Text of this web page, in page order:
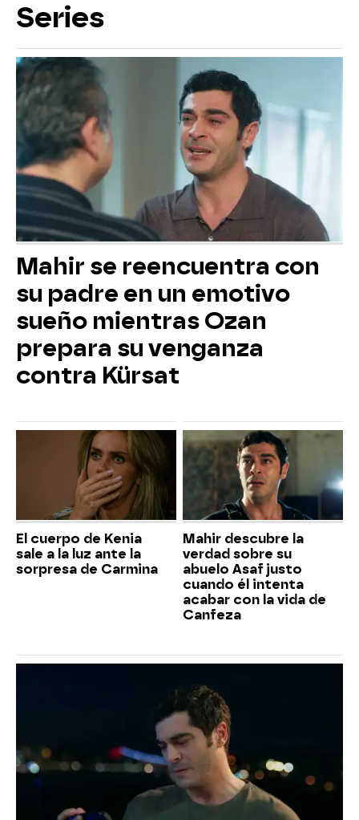
Series
Mahir se reencuentra con
su padre en un emotivo
sueño mientras Ozan
prepara su venganza
contra Kürsat
El cuerpo de Kenia
sale a la luz ante la
sorpresa de Carmina
Mahir descubre la
verdad sobre su
abuelo Asaf justo
cuando él intenta
acabar con la vida de
Canfeza